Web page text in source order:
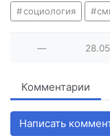
социология
—
Комментарии
Написать